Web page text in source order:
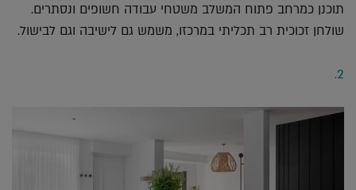
תוכנן כמרחב פתוח המשלב משטחי עבודה חשופים ונסתרים.
שולחן זכוכית רב תכליתי במרכזו, משמש גם לישיבה וגם לבישול.
2.